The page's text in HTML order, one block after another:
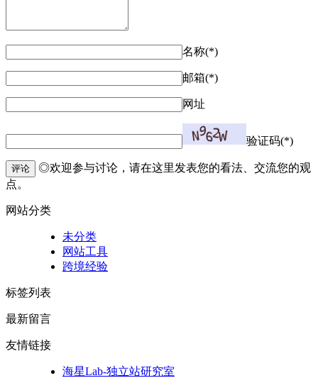
名称(*)
邮箱(*)
网址
验证码(*)
评论
◎欢迎参与讨论，请在这里发表您的看法、交流您的观
点。
网站分类
未分类
网站工具
跨境经验
标签列表
最新留言
友情链接
海星Lab-独立站研究室